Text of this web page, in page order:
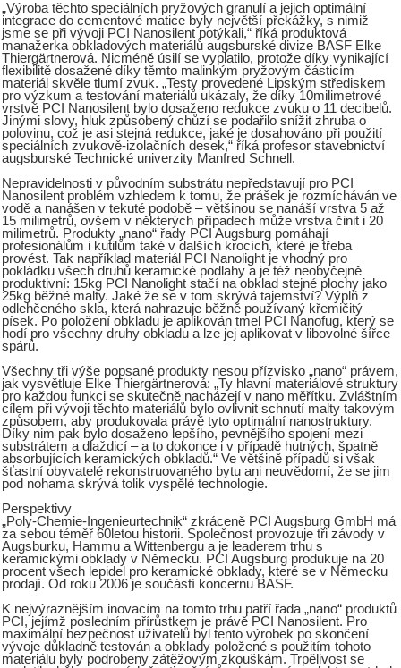
„Výroba těchto speciálních pryžových granulí a jejich optimální
integrace do cementové matice byly největší překážky, s nimiž
jsme se při vývoji PCI Nanosilent potýkali,“ říká produktová
manažerka obkladových materiálů augsburské divize BASF Elke
Thiergärtnerová. Nicméně úsilí se vyplatilo, protože díky vynikající
flexibilitě dosažené díky těmto malinkým pryžovým částicím
materiál skvěle tlumí zvuk. „Testy provedené Lipským střediskem
pro výzkum a testování materiálů ukázaly, že díky 10milimetrové
vrstvě PCI Nanosilent bylo dosaženo redukce zvuku o 11 decibelů.
Jinými slovy, hluk způsobený chůzí se podařilo snížit zhruba o
polovinu, což je asi stejná redukce, jaké je dosahováno při použití
speciálních zvukově-izolačních desek,“ říká profesor stavebnictví
augsburské Technické univerzity Manfred Schnell.
Nepravidelnosti v původním substrátu nepředstavují pro PCI
Nanosilent problém vzhledem k tomu, že prášek je rozmícháván ve
vodě a nanášen v tekuté podobě – většinou se nanáší vrstva 5 až
15 milimetrů, ovšem v některých případech může vrstva činit i 20
milimetrů. Produkty „nano“ řady PCI Augsburg pomáhají
profesionálům i kutilům také v dalších krocích, které je třeba
provést. Tak například materiál PCI Nanolight je vhodný pro
pokládku všech druhů keramické podlahy a je též neobyčejně
produktivní: 15kg PCI Nanolight stačí na obklad stejné plochy jako
25kg běžné malty. Jaké že se v tom skrývá tajemství? Výplň z
odlehčeného skla, která nahrazuje běžně používaný křemičitý
písek. Po položení obkladu je aplikován tmel PCI Nanofug, který se
hodí pro všechny druhy obkladu a lze jej aplikovat v libovolné šířce
spárů.
Všechny tři výše popsané produkty nesou přízvisko „nano“ právem,
jak vysvětluje Elke Thiergärtnerová: „Ty hlavní materiálové struktury
pro každou funkci se skutečně nacházejí v nano měřítku. Zvláštním
cílem při vývoji těchto materiálů bylo ovlivnit schnutí malty takovým
způsobem, aby produkovala právě tyto optimální nanostruktury.
Díky nim pak bylo dosaženo lepšího, pevnějšího spojení mezi
substrátem a dlaždicí – a to dokonce i v případě hutných, špatně
absorbujících keramických obkladů.“ Ve většině případů si však
šťastní obyvatelé rekonstruovaného bytu ani neuvědomí, že se jim
pod nohama skrývá tolik vyspělé technologie.
Perspektivy
„Poly-Chemie-Ingenieurtechnik“ zkráceně PCI Augsburg GmbH má
za sebou téměř 60letou historii. Společnost provozuje tři závody v
Augsburku, Hammu a Wittenbergu a je leaderem trhu s
keramickými obklady v Německu. PCI Augsburg produkuje na 20
procent všech lepidel pro keramické obklady, které se v Německu
prodají. Od roku 2006 je součástí koncernu BASF.
K nejvýraznějším inovacím na tomto trhu patří řada „nano“ produktů
PCI, jejímž posledním přírůstkem je právě PCI Nanosilent. Pro
maximální bezpečnost uživatelů byl tento výrobek po skončení
vývoje důkladně testován a obklady položené s použitím tohoto
materiálu byly podrobeny zátěžovým zkouškám. Trpělivost se